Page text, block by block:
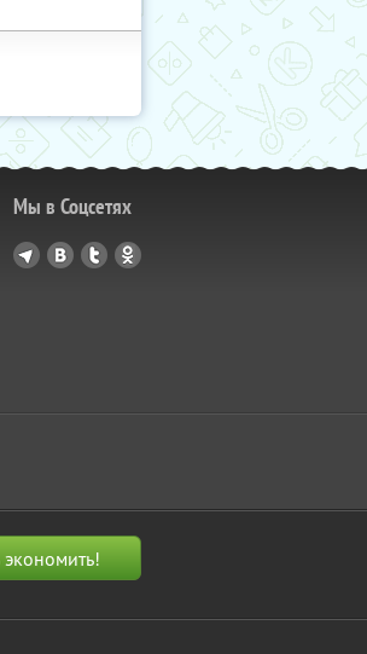
Мы в Соцсетях